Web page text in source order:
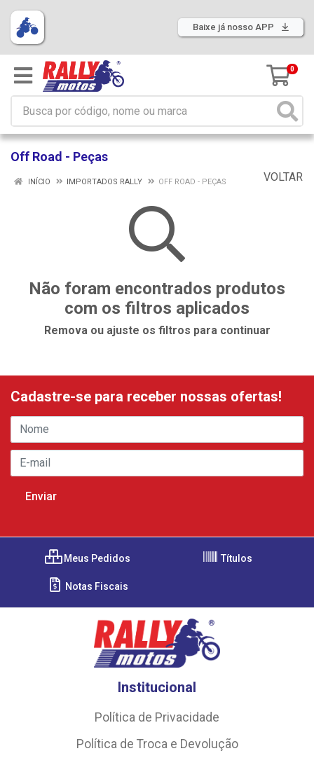
Baixe já nosso APP
0
Off Road - Peças
VOLTAR
INÍCIO IMPORTADOS RALLY OFF ROAD - PEÇAS
Não foram encontrados produtos
com os filtros aplicados
Remova ou ajuste os filtros para continuar
Cadastre-se para receber nossas ofertas!
Meus Pedidos Títulos
Notas Fiscais
Institucional
Política de Privacidade
Política de Troca e Devolução